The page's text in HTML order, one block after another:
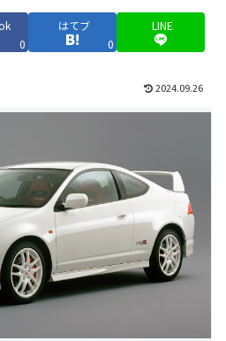
0
はてブ
0
LINE
2024.09.26